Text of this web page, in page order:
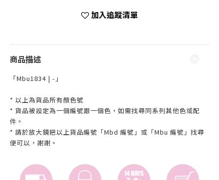
加入追蹤清單
商品描述
「Mbu1834 | -」
* 以上為貨品所有顏色號
* 貨品被設定為一個編號跟一個色，如需找尋同系列其他色或配
件。
* 請於放大鏡把以上貨品編號「Mbd 編號」或「Mbu 編號」找尋
便可以，謝謝。